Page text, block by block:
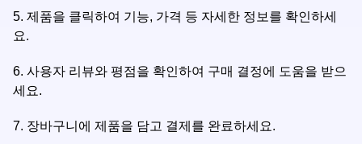
5. 제품을 클릭하여 기능, 가격 등 자세한 정보를 확인하세
요.
6. 사용자 리뷰와 평점을 확인하여 구매 결정에 도움을 받으
세요.
7. 장바구니에 제품을 담고 결제를 완료하세요.